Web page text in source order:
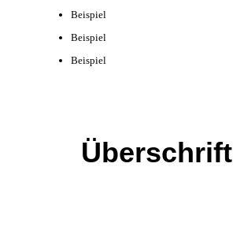
Beispiel
Beispiel
Beispiel
Überschrift